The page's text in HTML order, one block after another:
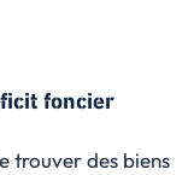
foncier
trouver des biens